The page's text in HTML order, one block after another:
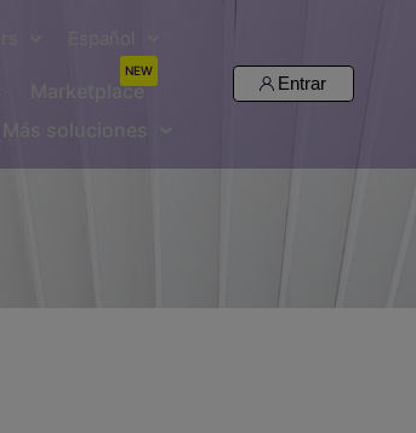
Marketplace
NEW
Más soluciones
Entrar